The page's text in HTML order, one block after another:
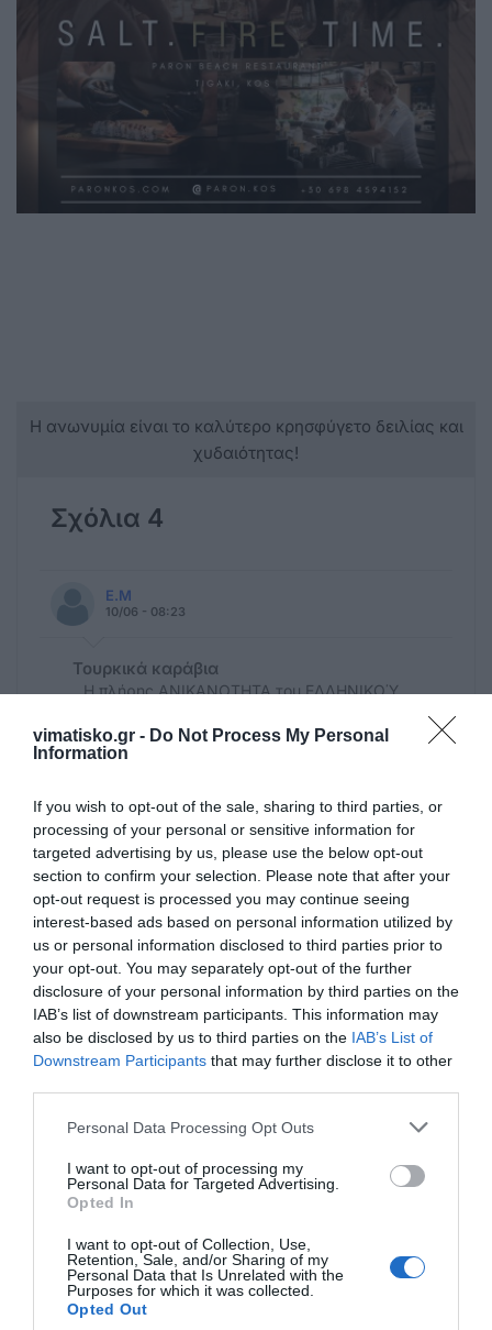
vimatisko.gr - Do Not Process My Personal
Information
If you wish to opt-out of the sale, sharing to third parties, or
processing of your personal or sensitive information for
targeted advertising by us, please use the below opt-out
section to confirm your selection. Please note that after your
opt-out request is processed you may continue seeing
interest-based ads based on personal information utilized by
us or personal information disclosed to third parties prior to
your opt-out. You may separately opt-out of the further
disclosure of your personal information by third parties on the
IAB’s list of downstream participants. This information may
also be disclosed by us to third parties on the IAB’s List of
Downstream Participants that may further disclose it to other
Personal Data Processing Opt Outs
I want to opt-out of processing my
Personal Data for Targeted Advertising.
Opted In
I want to opt-out of Collection, Use,
Retention, Sale, and/or Sharing of my
Personal Data that Is Unrelated with the
Purposes for which it was collected.
Opted Out
Η ανωνυμία είναι το καλύτερο κρησφύγετο δειλίας και
χυδαιότητας!
Σχόλια 4
Ε.Μ
10/06 - 08:23
Τουρκικά καράβια
Η πλήρης ΑΝΙΚΑΝΟΤΗΤΑ του ΕΛΛΗΝΙΚΟΎ
ΦΟΡΟΛΟΓΙΑ τους μικρούς πλοιοκτήτες στη
Τούρκων, πού είναι το Ελληνικό
επιχειρείν??? Πώς να ανταγωνιστούν όταν
τα καύσιμα είναι κατά πολύ
φθηνότερα;Ποια είναι τα κίνητρα για να
παραμείνει στα Ακριτικά Νησιά ο κάθε
επιχειρηματίας; Οι Τούρκοι θα πάρουν τα
νησιά χωρίς πόλεμο γιατί το ΕΛΛΗΝΙΚΟ
ΚΡΑΤΟΣ ΕΟΝΑΙ ΑΝΙΚΑΝΟ ΝΑ ΤΑ ΚΡΑΤΗΣΕΙ.
Ανώνυμος
Θα έπρεπε να υπάρχει πλαφόν στην
συνεκμετάλλευση αυτών των γραμμών. Αν
μειωθούν και οι τουρκικές. Οπως πάει το
πράγμα σε λίγα χρόνια θα υπάρχουν μόνο
τουρκικές εταιρίες.